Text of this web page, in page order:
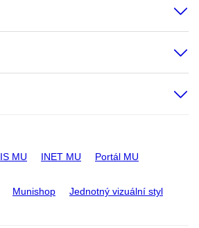
IS MU INET MU Portál MU
Munishop Jednotný vizuální styl